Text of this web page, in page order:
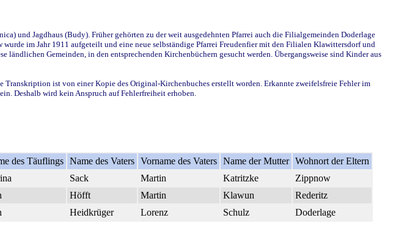
und Jagdhaus (Budy). Früher gehörten zu der weit ausgedehnten Pfarrei auch die Filialgemeinden Doderlage
im Jahr 1911 aufgeteilt und eine neue selbständige Pfarrei Freudenfier mit den Filialen Klawittersdorf und
Gemeinden, in den entsprechenden Kirchenbüchern gesucht werden. Übergangsweise sind Kinder aus
ist von einer Kopie des Original-Kirchenbuches erstellt worden. Erkannte zweifelsfreie Fehler im
Deshalb wird kein Anspruch auf Fehlerfreiheit erhoben.
des Täuflings Name des Vaters Vorname des Vaters Name der Mutter Wohnort der Eltern
Sack Martin Katritzke
Zippnow
Höfft Martin Klawun
Rederitz
Heidkrüger Lorenz Schulz Doderlage